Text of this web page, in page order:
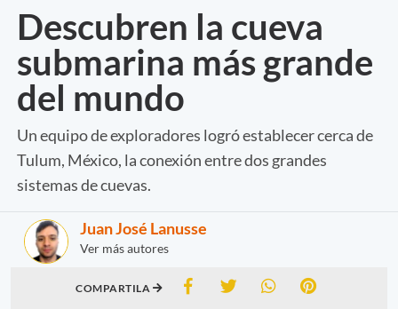
Descubren la cueva
submarina más grande
del mundo
Un equipo de exploradores logró establecer cerca de
Tulum, México, la conexión entre dos grandes
sistemas de cuevas.
Juan José Lanusse
Ver más autores
COMPARTILA